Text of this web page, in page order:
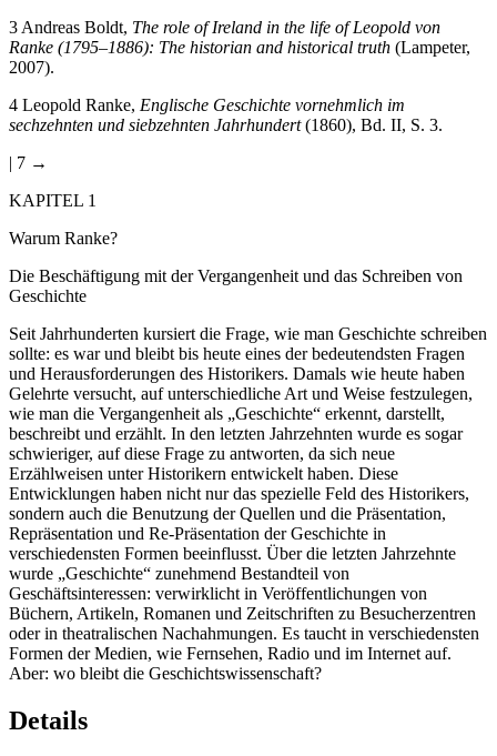
3 Andreas Boldt, The role of Ireland in the life of Leopold von
Ranke (1795–1886): The historian and historical truth (Lampeter,
2007).
4 Leopold Ranke, Englische Geschichte vornehmlich im
sechzehnten und siebzehnten Jahrhundert(1860), Bd. II, S. 3.
| 7 →
KAPITEL 1
Warum Ranke?
Die Beschäftigung mit der Vergangenheit und das Schreiben von
Geschichte
Seit Jahrhunderten kursiert die Frage, wie man Geschichte schreiben
sollte: es war und bleibt bis heute eines der bedeutendsten Fragen
und Herausforderungen des Historikers. Damals wie heute haben
Gelehrte versucht, auf unterschiedliche Art und Weise festzulegen,
wie man die Vergangenheit als „Geschichte“ erkennt, darstellt,
beschreibt und erzählt. In den letzten Jahrzehnten wurde es sogar
schwieriger, auf diese Frage zu antworten, da sich neue
Erzählweisen unter Historikern entwickelt haben. Diese
Entwicklungen haben nicht nur das spezielle Feld des Historikers,
sondern auch die Benutzung der Quellen und die Präsentation,
Repräsentation und Re-Präsentation der Geschichte in
verschiedensten Formen beeinflusst. Über die letzten Jahrzehnte
wurde „Geschichte“ zunehmend Bestandteil von
Geschäftsinteressen: verwirklicht in Veröffentlichungen von
Büchern, Artikeln, Romanen und Zeitschriften zu Besucherzentren
oder in theatralischen Nachahmungen. Es taucht in verschiedensten
Formen der Medien, wie Fernsehen, Radio und im Internet auf.
Aber: wo bleibt die Geschichtswissenschaft?
Details